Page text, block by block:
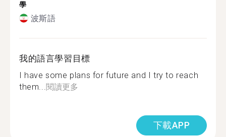
學
波斯語
我的語言學習目標
I have some plans for future and I try to reach
them... 閱讀更多
下載APP